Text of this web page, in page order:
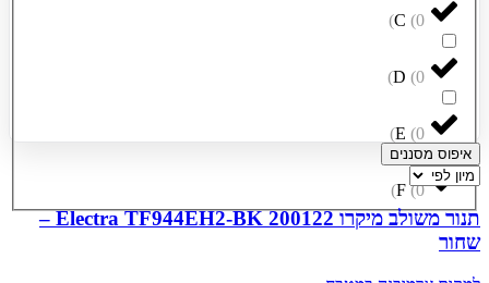
C (0
)
D (0
)
E (0
)
F (0
)
איפוס מסננים
תנור משולב מיקרו Electra TF944EH2-BK 200122 –
שחור